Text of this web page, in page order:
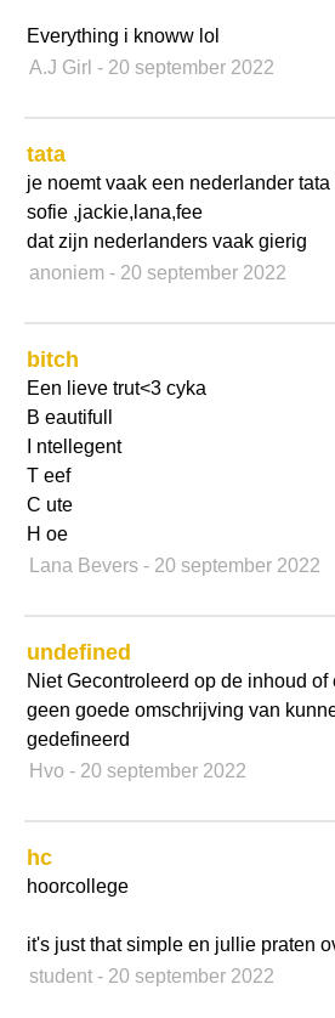
Everything i knoww lol
A.J Girl - 20 september 2022
tata
je noemt vaak een nederlander tata
sofie ,jackie,lana,fee
dat zijn nederlanders vaak gierig
anoniem - 20 september 2022
bitch
Een lieve trut<3 cyka
B eautifull
I ntellegent
T eef
C ute
H oe
Lana Bevers - 20 september 2022
undefined
Niet Gecontroleerd op de inhoud of
geen goede omschrijving van
gedefineerd
Hvo - 20 september 2022
hc
hoorcollege
it's just that simple en jullie praten
student - 20 september 2022